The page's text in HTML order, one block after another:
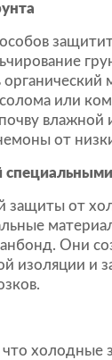
или
влажной
от
защиты от
Они
изоляции и
что холодные